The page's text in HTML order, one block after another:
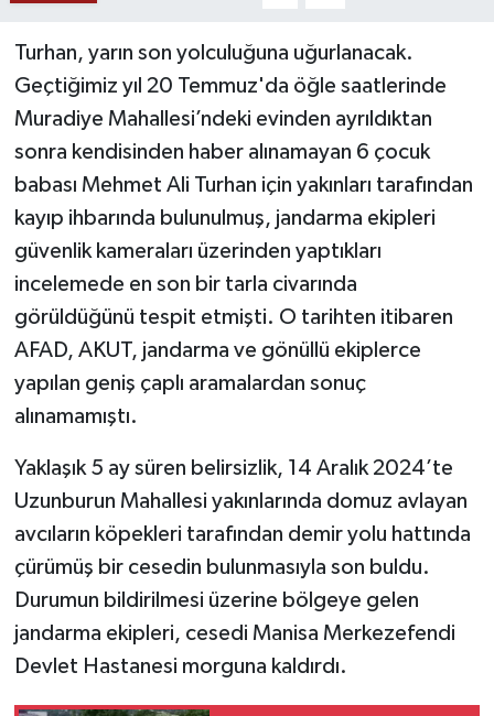
Turhan, yarın son yolculuğuna uğurlanacak.
Geçtiğimiz yıl 20 Temmuz'da öğle saatlerinde
Muradiye Mahallesi’ndeki evinden ayrıldıktan
sonra kendisinden haber alınamayan 6 çocuk
babası Mehmet Ali Turhan için yakınları tarafından
kayıp ihbarında bulunulmuş, jandarma ekipleri
güvenlik kameraları üzerinden yaptıkları
incelemede en son bir tarla civarında
görüldüğünü tespit etmişti. O tarihten itibaren
AFAD, AKUT, jandarma ve gönüllü ekiplerce
yapılan geniş çaplı aramalardan sonuç
alınamamıştı.
Yaklaşık 5 ay süren belirsizlik, 14 Aralık 2024’te
Uzunburun Mahallesi yakınlarında domuz avlayan
avcıların köpekleri tarafından demir yolu hattında
çürümüş bir cesedin bulunmasıyla son buldu.
Durumun bildirilmesi üzerine bölgeye gelen
jandarma ekipleri, cesedi Manisa Merkezefendi
Devlet Hastanesi morguna kaldırdı.